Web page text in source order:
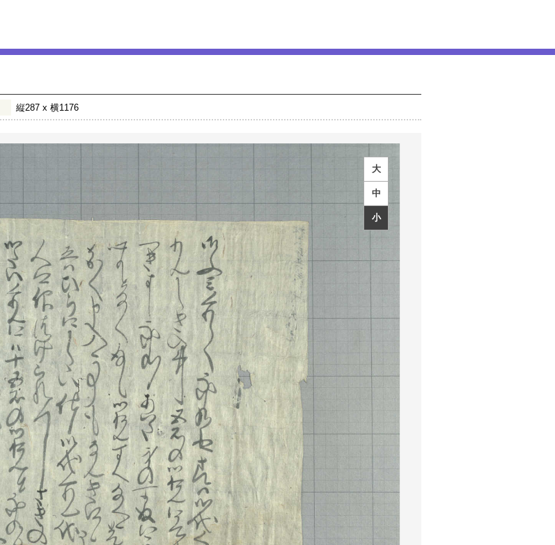
縦287 x 横1176
大
中
小